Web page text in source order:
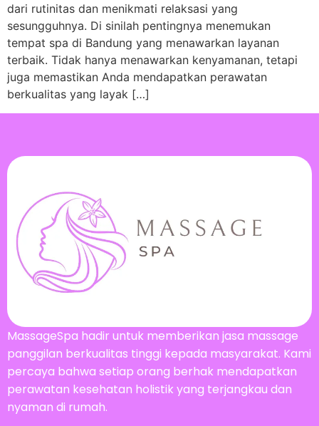
dari rutinitas dan menikmati relaksasi yang
sesungguhnya. Di sinilah pentingnya menemukan
tempat spa di Bandung yang menawarkan layanan
terbaik. Tidak hanya menawarkan kenyamanan, tetapi
juga memastikan Anda mendapatkan perawatan
berkualitas yang layak […]
MassageSpa hadir untuk memberikan jasa massage
panggilan berkualitas tinggi kepada masyarakat. Kami
percaya bahwa setiap orang berhak mendapatkan
perawatan kesehatan holistik yang terjangkau dan
nyaman di rumah.